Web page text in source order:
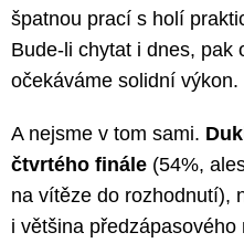
špatnou prací s holí
Bude-li chytat i dnes, pak
očekáváme solidní výkon.
A nejsme v tom sami.
čtvrtého finále (54%,
na vítěze do rozhodnutí),
i většina